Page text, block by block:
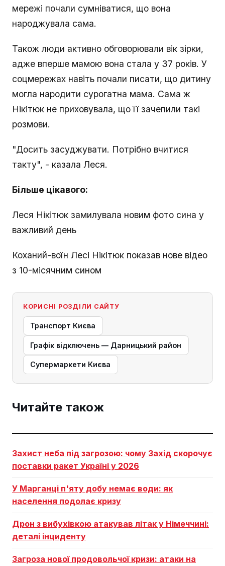
мережі почали сумніватися, що вона
народжувала сама.
Також люди активно обговорювали вік зірки,
адже вперше мамою вона стала у 37 років. У
соцмережах навіть почали писати, що дитину
могла народити сурогатна мама. Сама ж
Нікітюк не приховувала, що її зачепили такі
розмови.
"Досить засуджувати. Потрібно вчитися
такту", - казала Леся.
Більше цікавого:
Леся Нікітюк замилувала новим фото сина у
важливий день
Коханий-воїн Лесі Нікітюк показав нове відео
з 10-місячним сином
КОРИСНІ РОЗДІЛИ САЙТУ
Транспорт Києва
Графік відключень — Дарницький район
Супермаркети Києва
Читайте також
Захист неба під загрозою: чому Захід скорочує
поставки ракет Україні у 2026
У Марганці п'яту добу немає води: як
населення подолає кризу
Дрон з вибухівкою атакував літак у Німеччині:
деталі інциденту
Загроза нової продовольчої кризи: атаки на